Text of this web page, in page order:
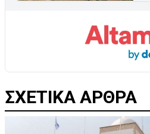
ΣΧΕΤΙΚΑ ΑΡΘΡΑ